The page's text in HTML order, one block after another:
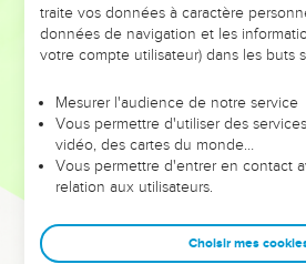
obtenu ce qui lui avait été promis.
Or, les hommes jurent par plus
C’est pourquoi Dieu, voulant
encore aux héritiers de la promesse
de sa décision, est intervenu par un
18
impossible que Dieu mente, nous
encouragés, nous dont le seul refuge
traite vos données à caractère
données de navigation et les
votre compte utilisateur) dans les buts
Mesurer l'audience de notre service
Vous permettre d'utiliser des
vidéo, des cartes du monde…
Vous permettre d'entrer en contact
relation aux utilisateurs.
Choisir mes